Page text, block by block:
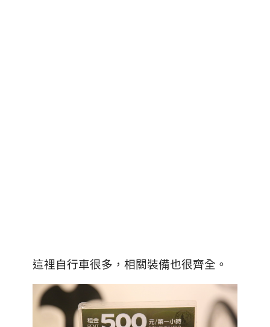
這裡自行車很多，相關裝備也很齊全。